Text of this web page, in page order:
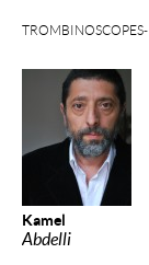
Kamel
Abdelli
TROMBINOSCOPES